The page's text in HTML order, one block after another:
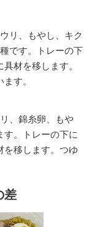
リ、もやし、キク
です。トレーの下
材を移します。
す。
、錦糸卵、もや
す。トレーの下に
を移します。つゆ
差